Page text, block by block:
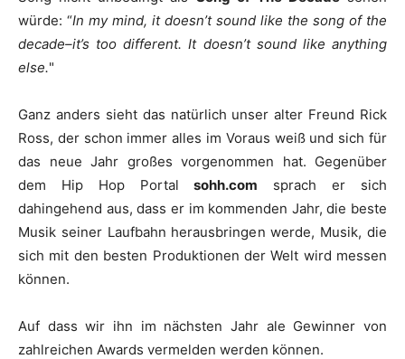
würde: “In my mind, it doesn’t sound like the song of the
decade–it’s too different. It doesn’t sound like anything
else."
Ganz anders sieht das natürlich unser alter Freund Rick
Ross, der schon immer alles im Voraus weiß und sich für
das neue Jahr großes vorgenommen hat. Gegenüber
dem Hip Hop Portalsohh.com sprach er sich
dahingehend aus, dass er im kommenden Jahr, die beste
Musik seiner Laufbahn herausbringen werde, Musik, die
sich mit den besten Produktionen der Welt wird messen
können.
Auf dass wir ihn im nächsten Jahr ale Gewinner von
zahlreichen Awards vermelden werden können.